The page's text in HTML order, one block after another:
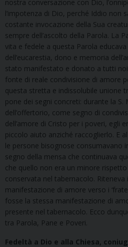
nostra conversazione con Dio,
l’impotenza di Dio, perché Iddio non
costante invocazione della Sua
sempre dell’ascolto della Parola. La
vita e fedele a questa Parola educava
dell’eucarestia, dono e memoria
stato manifestato e donato a tutti
fonte di reale condivisione di amore
questa stretta e indissolubile unione
pone dei segni concreti: durante la S.
dell’offertorio, come segno di
dell’amore di Cristo per i poveri, egli
piccolo aiuto anziché raccoglierlo. E
le persone bisognose consumavano
segno della mensa che continuava
che quello non era un minore rispetto
conservata nel tabernacolo. Riteneva
manifestazione di amore verso i
fosse la stessa manifestazione di
presente nel tabernacolo. Ecco
tra Parola, Pane e Poveri.
Fedeltà a Dio e alla Chiesa,